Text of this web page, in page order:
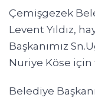
Çemişgezek
Levent Yıldız,
Başkanımız
Nuriye Köse için
Belediye